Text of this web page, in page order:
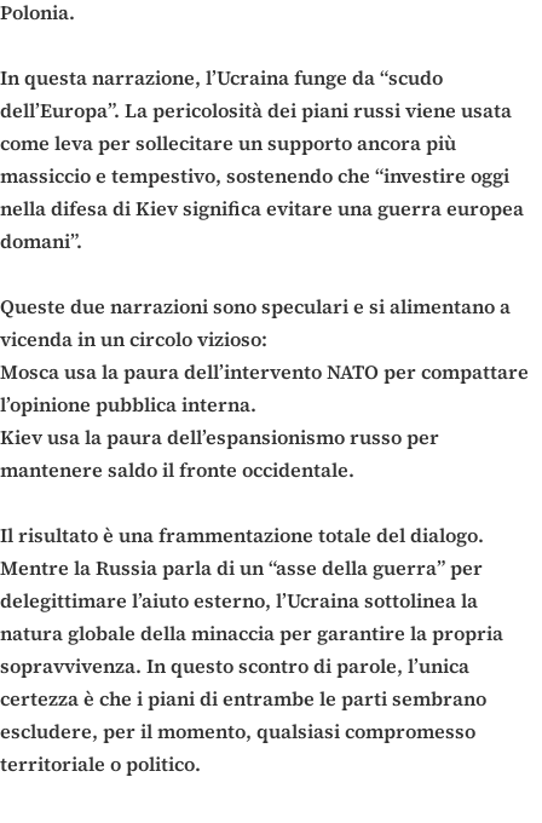
Polonia.
In questa narrazione, l’Ucraina funge da “scudo
dell’Europa”. La pericolosità dei piani russi viene usata
come leva per sollecitare un supporto ancora più
massiccio e tempestivo, sostenendo che “investire oggi
nella difesa di Kiev significa evitare una guerra europea
domani”.
Queste due narrazioni sono speculari e si alimentano a
vicenda in un circolo vizioso:
Mosca usa la paura dell’intervento NATO per compattare
l’opinione pubblica interna.
Kiev usa la paura dell’espansionismo russo per
mantenere saldo il fronte occidentale.
Il risultato è una frammentazione totale del dialogo.
Mentre la Russia parla di un “asse della guerra” per
delegittimare l’aiuto esterno, l’Ucraina sottolinea la
natura globale della minaccia per garantire la propria
sopravvivenza. In questo scontro di parole, l’unica
certezza è che i piani di entrambe le parti sembrano
escludere, per il momento, qualsiasi compromesso
territoriale o politico.